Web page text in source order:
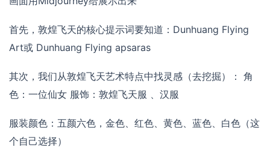
首先，敦煌飞天的核心提示词要知道：Dunhuang Flying
Art或 Dunhuang Flying apsaras
其次，我们从敦煌飞天艺术特点中找灵感（去挖掘）： 角
色：一位仙女 服饰：敦煌飞天服 、汉服
服装颜色：五颜六色，金色、红色、黄色、蓝色、白色（这
个自己选择）